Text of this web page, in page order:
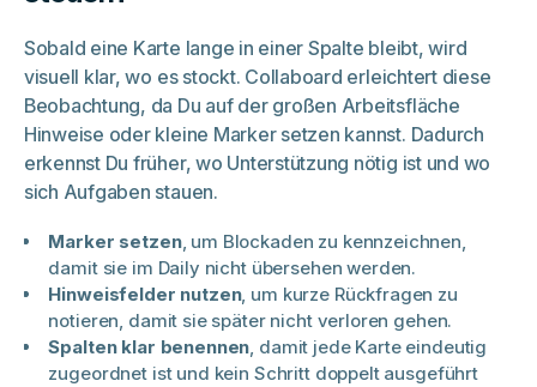
Sobald eine Karte lange in einer Spalte bleibt, wird
visuell klar, wo es stockt. Collaboard erleichtert diese
Beobachtung, da Du auf der großen Arbeitsfläche
Hinweise oder kleine Marker setzen kannst. Dadurch
erkennst Du früher, wo Unterstützung nötig ist und wo
sich Aufgaben stauen.
Marker setzen, um Blockaden zu kennzeichnen,
damit sie im Daily nicht übersehen werden.
Hinweisfelder nutzen, um kurze Rückfragen zu
notieren, damit sie später nicht verloren gehen.
Spalten klar benennen, damit jede Karte eindeutig
zugeordnet ist und kein Schritt doppelt ausgeführt